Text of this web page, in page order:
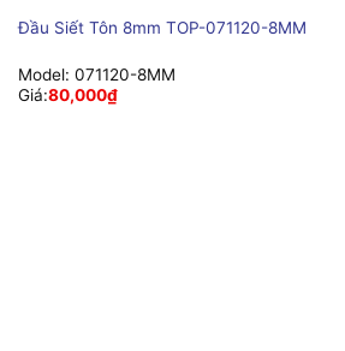
Đầu Siết Tôn 8mm TOP-071120-8MM
Model: 071120-8MM
Giá:80,000₫